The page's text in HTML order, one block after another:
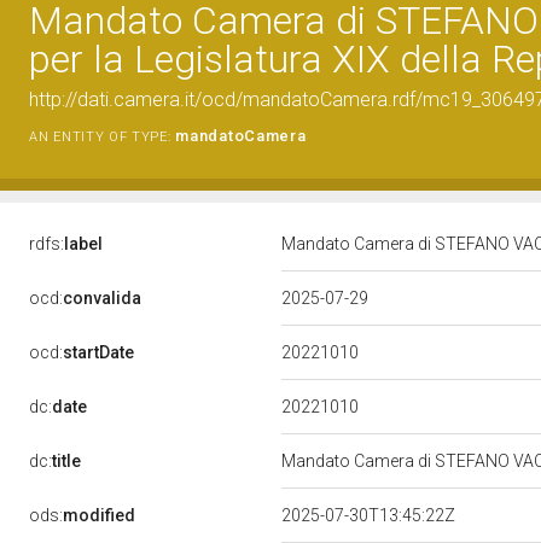
Mandato Camera di
per la Legislatura XIX della
http://dati.camera.it/ocd/mandatoCamera.rdf/
AN ENTITY OF TYPE: mandatoCamera
rdfs: label Mandato Camera di STEFANO
ocd:convalida 2025-07-29
ocd:startDate 20221010
dc:date 20221010
dc:title Mandato Camera di STEFANO
ods:modified 2025-07-30T13:45:22Z